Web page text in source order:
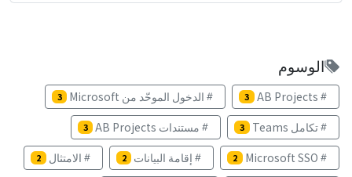
الوسوم
AB Projects
3 الدخول الموحّد من Microsoft 3
تكامل Teams 3 مستندات AB Projects 3
Microsoft SSO
2 إقامة البيانات 2 الامتثال 2